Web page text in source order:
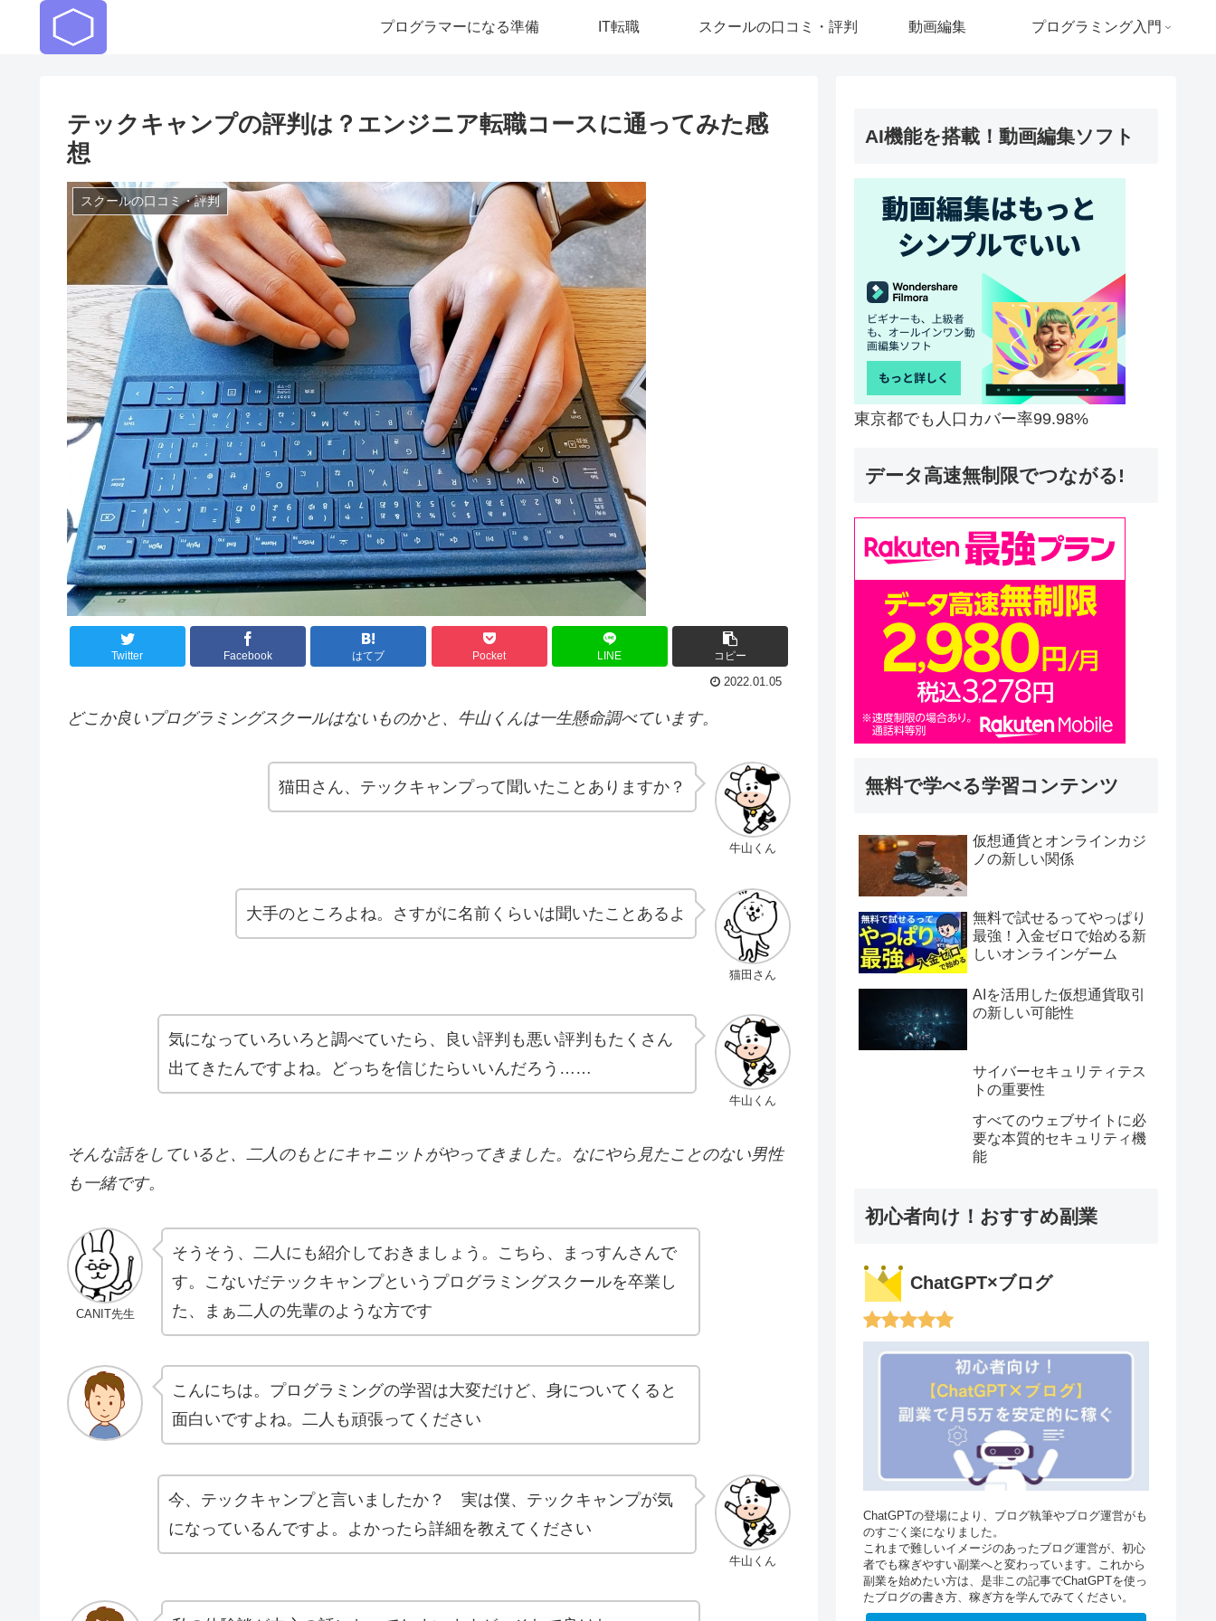
プログラマーになる準備 IT転職 スクールの口コミ・評判 動画編集 プログラミング入門
テックキャンプの評判は？エンジニア転職コースに通ってみた感
想
スクールの口コミ・評判
Twitter Facebook はてブ Pocket LINE コピー
2022.01.05
どこか良いプログラミングスクールはないものかと、牛山くんは一生懸命調べています。
牛山くん
猫田さん、テックキャンプって聞いたことありますか？
猫田さん
大手のところよね。さすがに名前くらいは聞いたことあるよ
牛山くん
気になっていろいろと調べていたら、良い評判も悪い評判もたくさん
出てきたんですよね。どっちを信じたらいいんだろう……
そんな話をしていると、二人のもとにキャニットがやってきました。なにやら見たことのない男性
も一緒です。
CANIT先生
そうそう、二人にも紹介しておきましょう。こちら、まっすんさんで
す。こないだテックキャンプというプログラミングスクールを卒業し
た、まぁ二人の先輩のような方です
こんにちは。プログラミングの学習は大変だけど、身についてくると
面白いですよね。二人も頑張ってください
牛山くん
今、テックキャンプと言いましたか？ 実は僕、テックキャンプが気
になっているんですよ。よかったら詳細を教えてください
AI機能を搭載！動画編集ソフト
東京都でも人口カバー率99.98%
データ高速無制限でつながる!
無料で学べる学習コンテンツ
仮想通貨とオンラインカジ
ノの新しい関係
無料で試せるってやっぱり
最強！入金ゼロで始める新
しいオンラインゲーム
AIを活用した仮想通貨取引
の新しい可能性
サイバーセキュリティテス
トの重要性
すべてのウェブサイトに必
要な本質的セキュリティ機
能
初心者向け！おすすめ副業
ChatGPT×ブログ
ChatGPTの登場により、ブログ執筆やブログ運営がも
のすごく楽になりました。
これまで難しいイメージのあったブログ運営が、初心
者でも稼ぎやすい副業へと変わっています。これから
副業を始めたい方は、是非この記事でChatGPTを使っ
たブログの書き方、稼ぎ方を学んでみてください。